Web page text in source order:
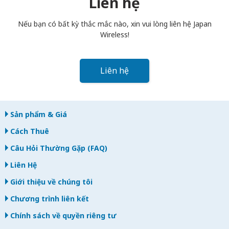
bạn trả muộn, bạn sẽ bị tính phí.
Nếu bạn có bất kỳ thắc mắc nào, xin vui lòng liên hệ Japan
Wireless!
Liên hệ
Sản phẩm & Giá
Cách Thuê
Câu Hỏi Thường Gặp (FAQ)
Liên Hệ
Giới thiệu về chúng tôi
Chương trình liên kết
Chính sách về quyền riêng tư